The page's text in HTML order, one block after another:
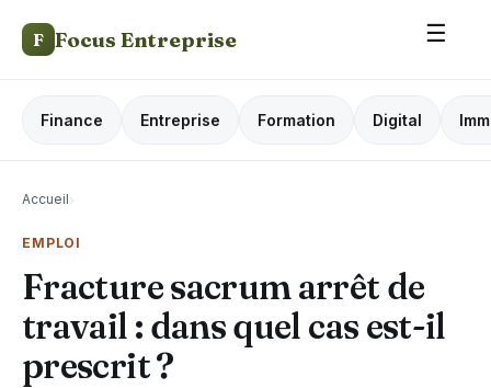
F Focus Entreprise ☰
Finance Entreprise Formation Digital
Accueil›
EMPLOI
Fracture sacrum arrêt de
travail : dans quel cas est-il
prescrit ?